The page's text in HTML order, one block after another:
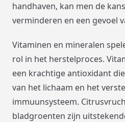
handhaven, kan men de
verminderen en een gevoel
Vitaminen en mineralen
rol in het herstelproces.
een krachtige antioxidant
van het lichaam en het
immuunsysteem.
bladgroenten zijn